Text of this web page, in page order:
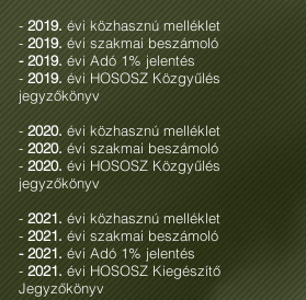
- 2019. évi közhasznú melléklet
- 2019. évi szakmai beszámoló
- 2019. évi Adó 1% jelentés
- 2019. évi HOSOSZ Közgyűlés
jegyzőkönyv
- 2020. évi közhasznú melléklet
- 2020. évi szakmai beszámoló
- 2020. évi HOSOSZ Közgyűlés
jegyzőkönyv
- 2021. évi közhasznú melléklet
- 2021. évi szakmai beszámoló
- 2021. évi Adó 1% jelentés
- 2021. évi HOSOSZ Kiegészítő
Jegyzőkönyv